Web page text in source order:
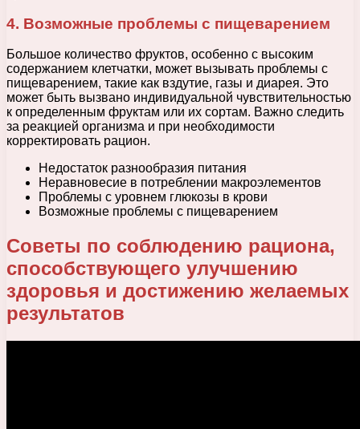
4. Возможные проблемы с пищеварением
Большое количество фруктов, особенно с высоким
содержанием клетчатки, может вызывать проблемы с
пищеварением, такие как вздутие, газы и диарея. Это
может быть вызвано индивидуальной чувствительностью
к определенным фруктам или их сортам. Важно следить
за реакцией организма и при необходимости
корректировать рацион.
Недостаток разнообразия питания
Неравновесие в потреблении макроэлементов
Проблемы с уровнем глюкозы в крови
Возможные проблемы с пищеварением
Советы по соблюдению рациона,
способствующего улучшению
здоровья и достижению желаемых
результатов